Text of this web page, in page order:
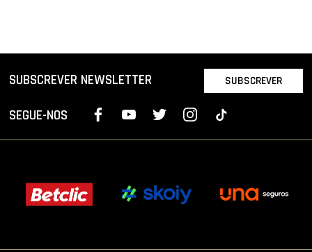
SUBSCREVER NEWSLETTER SUBSCREVER
SEGUE-NOS